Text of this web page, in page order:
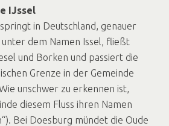
IJssel
in Deutschland, genauer
unter dem Namen Issel, fließt
und Borken und passiert die
Grenze in der Gemeinde
unschwer zu erkennen ist,
diesem Fluss ihren Namen
Bei Doesburg mündet die Oude